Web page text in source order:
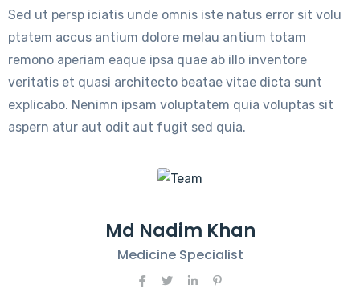
Sed ut persp iciatis unde omnis iste natus error sit volu
ptatem accus antium dolore melau antium totam
remono aperiam eaque ipsa quae ab illo inventore
veritatis et quasi architecto beatae vitae dicta sunt
explicabo. Nenimn ipsam voluptatem quia voluptas sit
aspern atur aut odit aut fugit sed quia.
Md Nadim Khan
Medicine Specialist